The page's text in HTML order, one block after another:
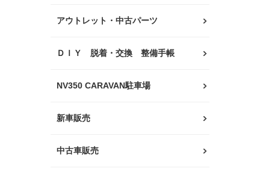
アウトレット・中古パーツ
ＤＩＹ 脱着・交換 整備手帳
NV350 CARAVAN駐車場
新車販売
中古車販売